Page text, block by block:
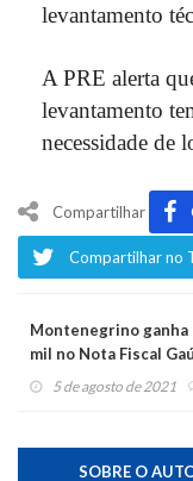
levantamento
A PRE alerta
levantamento
necessidade de
Compartilhar
Compartilhar no
Montenegrino ganha
mil no Nota Fiscal
5 de agosto de 2021
SOBRE O